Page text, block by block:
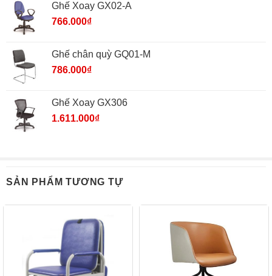
Ghế Xoay GX02-A
766.000₫
Ghế chân quỳ GQ01-M
786.000₫
Ghế Xoay GX306
1.611.000₫
SẢN PHẨM TƯƠNG TỰ